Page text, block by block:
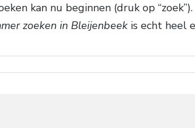
kan nu beginnen (druk op
zoeken in Bleijenbeek is echt heel